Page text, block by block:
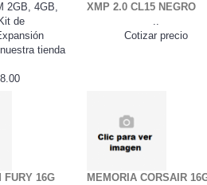
2GB, 4GB,
de
tienda
XMP 2.0 CL15 NEGRO
..
Cotizar precio
FURY 16G
MEMORIA CORSAIR